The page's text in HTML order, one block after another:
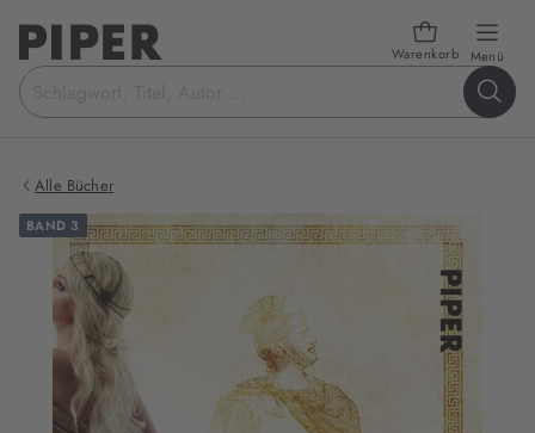
Warenkorb Menü
Suchbegriff
eingeben
Alle Bücher
BAND 3